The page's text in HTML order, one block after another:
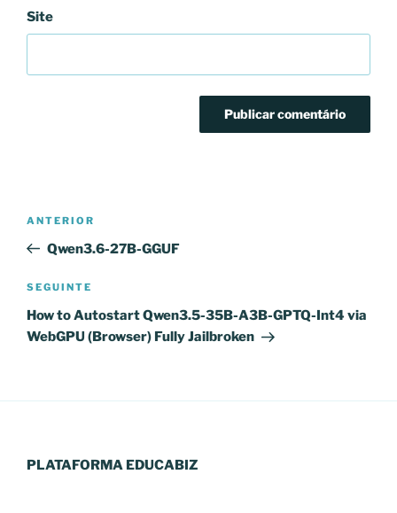
Site
artigos
Conteúdo
anterior
ANTERIOR
Qwen3.6-27B-GGUF
Conteúdo
seguinte
SEGUINTE
How to Autostart Qwen3.5-35B-A3B-GPTQ-Int4 via
WebGPU (Browser) Fully Jailbroken
PLATAFORMA EDUCABIZ